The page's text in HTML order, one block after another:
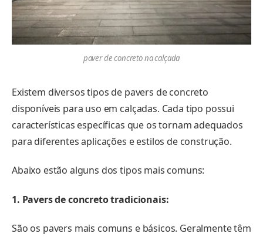
paver de concreto na calçada
Existem diversos tipos de pavers de concreto
disponíveis para uso em calçadas. Cada tipo possui
características específicas que os tornam adequados
para diferentes aplicações e estilos de construção.
Abaixo estão alguns dos tipos mais comuns:
1. Pavers de concreto tradicionais:
São os pavers mais comuns e básicos. Geralmente têm